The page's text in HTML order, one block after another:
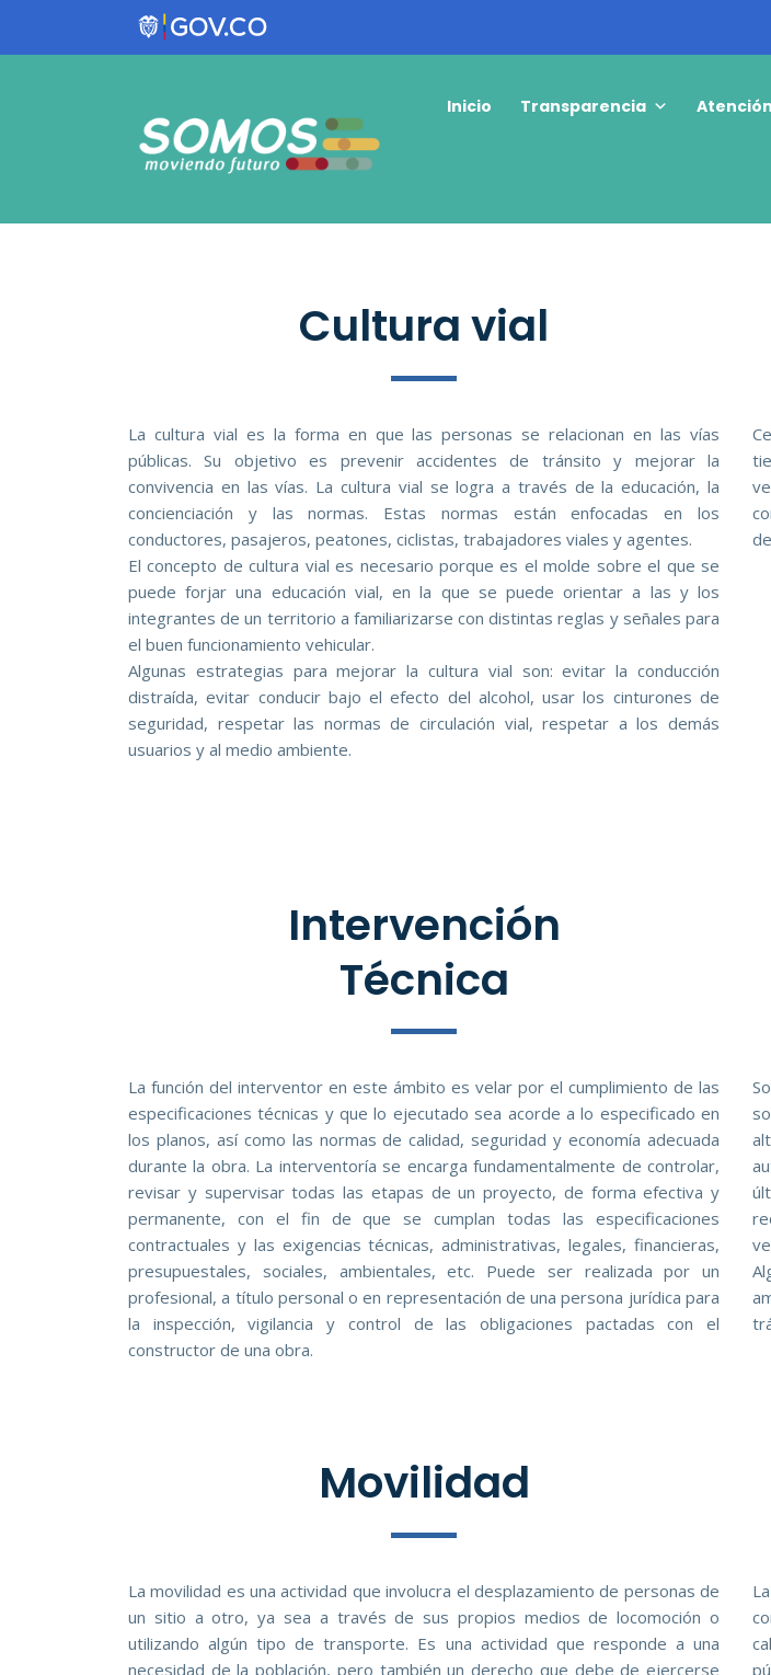
Inicio Transparencia
Cultura vial
La cultura vial es la forma en que las personas se relacionan en las vías
públicas. Su objetivo es prevenir accidentes de tránsito y mejorar la
convivencia en las vías. La cultura vial se logra a través de la educación, la
concienciación y las normas. Estas normas están enfocadas en los
conductores, pasajeros, peatones, ciclistas, trabajadores viales y agentes.
El concepto de cultura vial es necesario porque es el molde sobre el que se
puede forjar una educación vial, en la que se puede orientar a las y los
integrantes de un territorio a familiarizarse con distintas reglas y señales para
el buen funcionamiento vehicular.
Algunas estrategias para mejorar la cultura vial son: evitar la conducción
distraída, evitar conducir bajo el efecto del alcohol, usar los cinturones de
seguridad, respetar las normas de circulación vial, respetar a los demás
usuarios y al medio ambiente.
Intervención
Técnica
La función del interventor en este ámbito es velar por el cumplimiento de las
especificaciones técnicas y que lo ejecutado sea acorde a lo especificado en
los planos, así como las normas de calidad, seguridad y economía adecuada
durante la obra. La interventoría se encarga fundamentalmente de controlar,
revisar y supervisar todas las etapas de un proyecto, de forma efectiva y
permanente, con el fin de que se cumplan todas las especificaciones
contractuales y las exigencias técnicas, administrativas, legales, financieras,
presupuestales, sociales, ambientales, etc. Puede ser realizada por un
profesional, a título personal o en representación de una persona jurídica para
la inspección, vigilancia y control de las obligaciones pactadas con el
constructor de una obra.
Movilidad
La movilidad es una actividad que involucra el desplazamiento de personas de
un sitio a otro, ya sea a través de sus propios medios de locomoción o
utilizando algún tipo de transporte. Es una actividad que responde a una
necesidad de la población, pero también un derecho que debe de ejercerse